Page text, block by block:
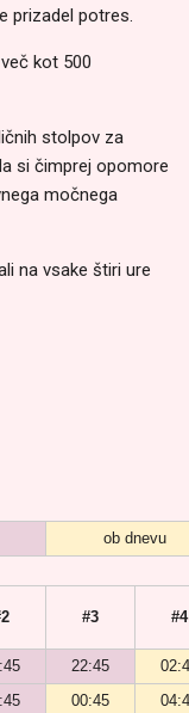
prizadel potres.
kot 500
stolpov za
si čimprej opomore
močnega
na vsake štiri ure
ob dnevu
#3 #4
22:45
00:45